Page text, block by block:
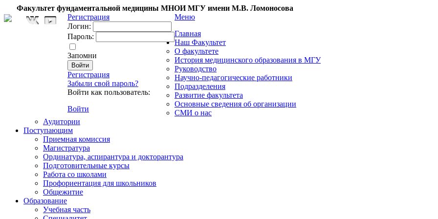
Факультет фундаментальной медицины МНОИ МГУ имени М.В. Ломоносова
Регистрация
Логин:
Пароль:
Запомни
Регистрация
Забыли свой пароль?
Войти как пользователь:
Войти
Меню
Главная
Наш Факультет
О факультете
История медицинского образования в МГУ
Руководство
Научно-педагогические работники
Подразделения
Развитие факультета
Основные сведения об организации
СМИ о нас
Аудитории
Поступающим
Приемная комиссия
Магистратура
Ординатура, аспирантура и докторантура
Подготовительные курсы
Работа со школами
Профориентация для школьников
Общежитие
Образование
Учебная часть